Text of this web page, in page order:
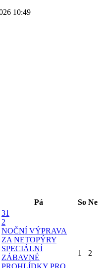
10:49
Pá So Ne
31
2
NOČNÍ VÝPRAVA
ZA NETOPÝRY
SPECIÁLNÍ
ZÁBAVNÉ
1 2